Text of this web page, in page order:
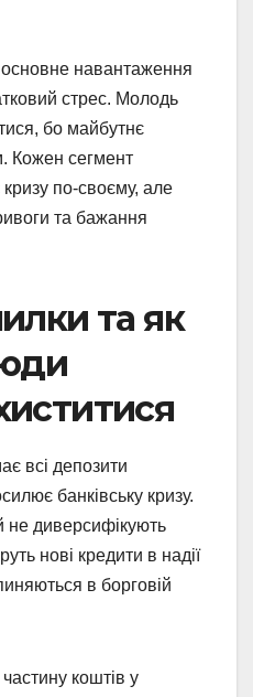
основне навантаження
стрес. Молодь
бо майбутнє
Кожен сегмент
по-своєму, але
та бажання
та як
всі депозити
банківську кризу.
не диверсифікують
нові кредити в надії
в борговій
коштів у